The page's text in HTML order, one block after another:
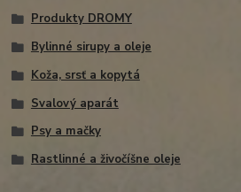
Produkty DROMY
Bylinné sirupy a oleje
Koža, srsť a kopytá
Svalový aparát
Psy a mačky
Rastlinné a živočíšne oleje